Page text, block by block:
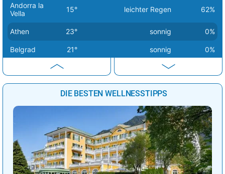
Andorra la
Vella
15° leichter Regen 62%
Athen 23° sonnig 0%
Belgrad 21° sonnig 0%
sonnig
Bern 20° sonnig 2%
sonnig 0%
Budapest 17° sonnig 0%
Bukarest 25° sonnig 1%
DIE BESTEN WELLNESSTIPPS